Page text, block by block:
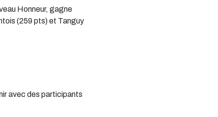
Honneur, gagne
(259 pts) et Tanguy
avec des participants